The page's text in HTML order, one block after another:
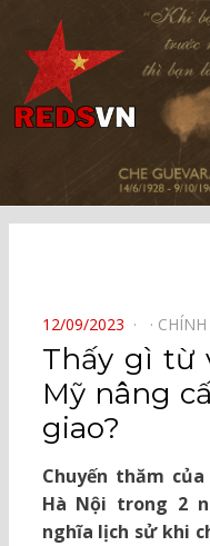
Kênh chia sẻ tri thức cộng đồng
POSTED
ON
12/09/2023 CHÍNH
Thấy gì từ
Mỹ nâng
giao?
Chuyến thăm
Hà Nội trong 2
nghĩa lịch sử khi